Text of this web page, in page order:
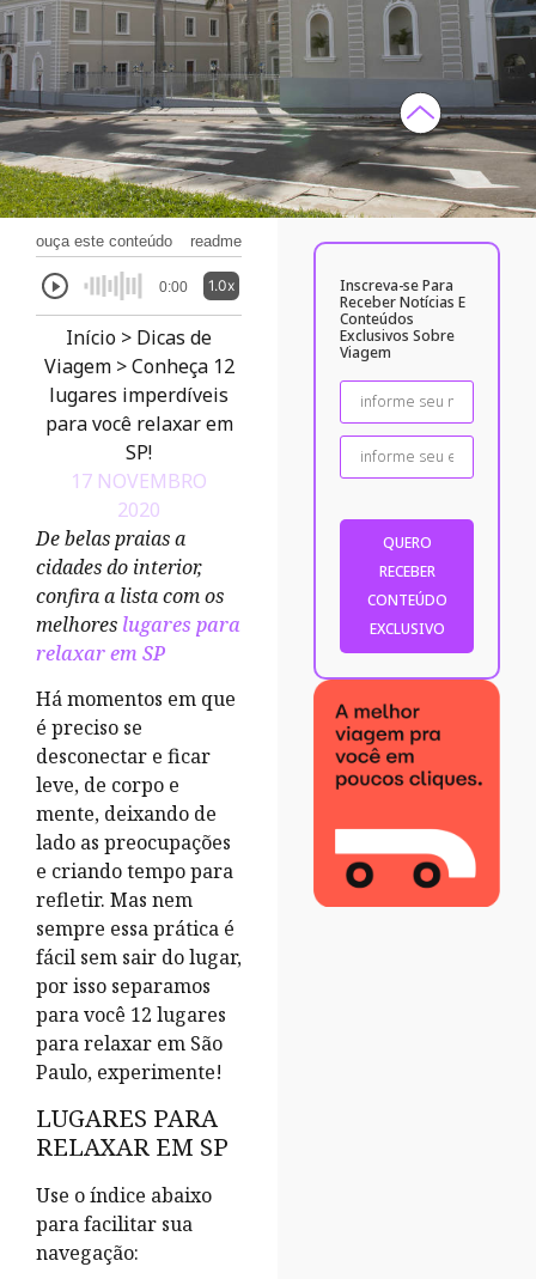
ouça este conteúdo readme
0:00 1.0x
Início > Dicas de
Viagem>Conheça 12
lugares imperdíveis
para você relaxar em
SP!
17 NOVEMBRO
2020
De belas praias a
cidades do interior,
confira a lista com os
melhores lugares para
relaxar em SP
Há momentos em que
é preciso se
desconectar e ficar
leve, de corpo e
mente, deixando de
lado as preocupações
e criando tempo para
refletir. Mas nem
sempre essa prática é
fácil sem sair do lugar,
por isso separamos
para você 12 lugares
para relaxar em São
Paulo, experimente!
LUGARES PARA
RELAXAR EM SP
Use o índice abaixo
para facilitar sua
navegação:
Inscreva-se Para
Receber Notícias E
Conteúdos
Exclusivos Sobre
Viagem